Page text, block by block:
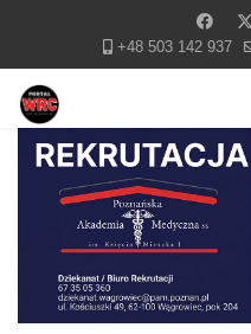
+48 503 142 937